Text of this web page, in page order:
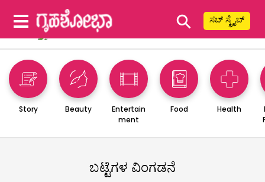
⚲ ಸಬ್ ಸ್ಕ್ರೈಬ್
Story Beauty
Entertain
ment
Food Health
ಬಟ್ಟೆಗಳ ವಿಂಗಡನೆ